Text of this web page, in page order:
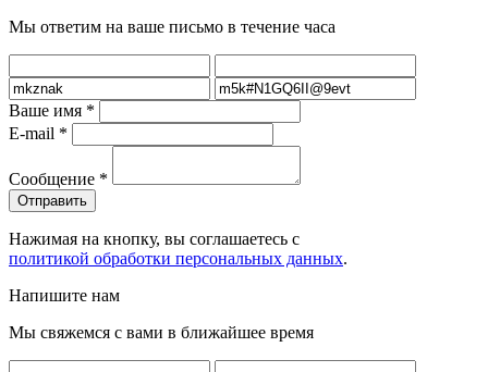
Мы ответим на ваше письмо в течение часа
Ваше имя *
E-mail *
Сообщение *
Нажимая на кнопку, вы соглашаетесь с
политикой обработки персональных данных.
Напишите нам
Мы свяжемся с вами в ближайшее время